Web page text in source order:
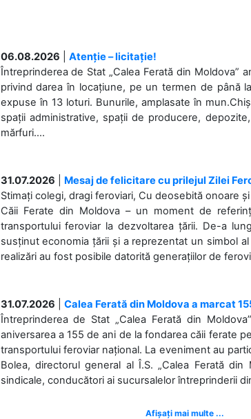
06.08.2026
Atenție – licitație!
Întreprinderea de Stat „Calea Ferată din Moldova”
privind darea în locațiune, pe un termen de până
expuse în 13 loturi. Bunurile, amplasate în
spații administrative, spații de producere,
mărfuri....
31.07.2026
Mesaj de felicitare cu prilejul Zilei
Stimați colegi, dragi feroviari, Cu deosebită onoare
Căii Ferate din Moldova – un moment de
transportului feroviar la dezvoltarea țării. De-a
susținut economia țării și a reprezentat un simbol
realizări au fost posibile datorită generațiilor de
31.07.2026
Calea Ferată din Moldova a marcat
Întreprinderea de Stat „Calea Ferată din
aniversarea a 155 de ani de la fondarea căii ferate
transportului feroviar național. La eveniment au
Bolea, directorul general al Î.S. „Calea Ferată
sindicale, conducători ai sucursalelor întreprinderii
Afișați mai multe ...